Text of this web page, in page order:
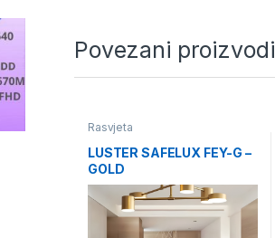
Povezani proizvodi
Rasvjeta
LUSTER SAFELUX FEY-G –
GOLD